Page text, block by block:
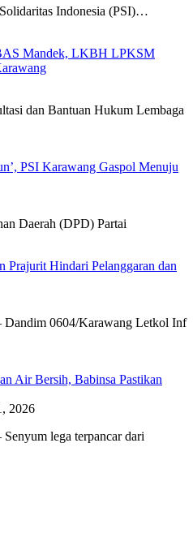
Indonesia (PSI)…
Mandek, LKBH LPKSM
dan Bantuan Hukum Lembaga
PSI Karawang Gaspol Menuju
Daerah (DPD) Partai
Hindari Pelanggaran dan
0604/Karawang Letkol Inf
Air Bersih, Babinsa Pastikan
2026
lega terpancar dari